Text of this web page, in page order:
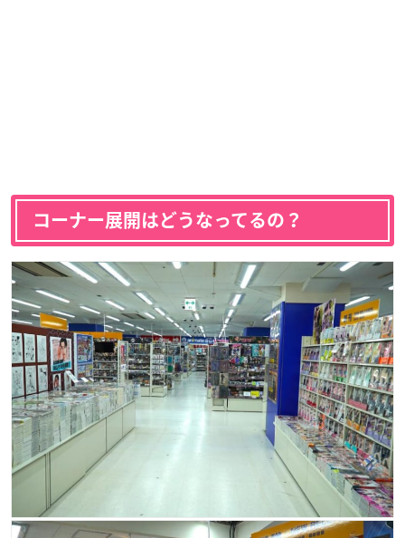
コーナー展開はどうなってるの？